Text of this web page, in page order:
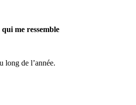
me ressemble
long de l’année.